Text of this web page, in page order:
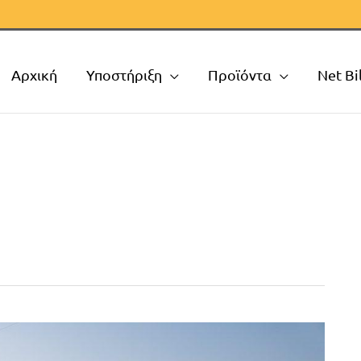
Αρχική Υποστήριξη Προϊόντα Net